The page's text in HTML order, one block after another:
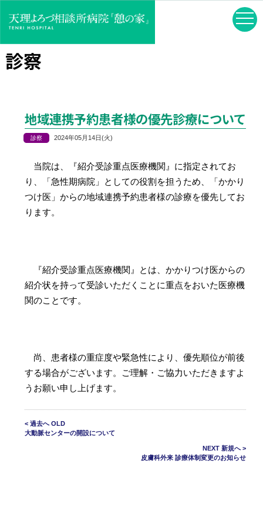
診察
地域連携予約患者様の優先診療について
2024年05月14日(火)
当院は、『紹介受診重点医療機関』に指定されてお
り、「急性期病院」としての役割を担うため、「かかり
つけ医」からの地域連携予約患者様の診療を優先してお
ります。
『紹介受診重点医療機関』とは、かかりつけ医からの
紹介状を持って受診いただくことに重点をおいた医療機
関のことです。
尚、患者様の重症度や緊急性により、優先順位が前後
する場合がございます。ご理解・ご協力いただきますよ
うお願い申し上げます。
< 過去へ OLD
大動脈センターの開設について
NEXT 新規へ >
皮膚科外来 診療体制変更のお知らせ